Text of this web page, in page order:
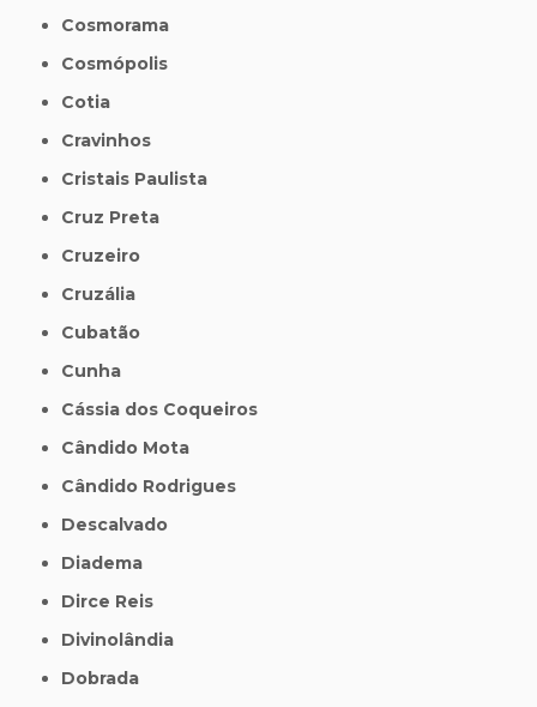
Cosmorama
Cosmópolis
Cotia
Cravinhos
Cristais Paulista
Cruz Preta
Cruzeiro
Cruzália
Cubatão
Cunha
Cássia dos Coqueiros
Cândido Mota
Cândido Rodrigues
Descalvado
Diadema
Dirce Reis
Divinolândia
Dobrada